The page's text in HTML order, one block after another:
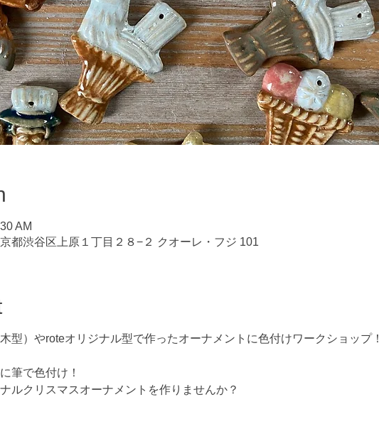
AM
都渋谷区上原１丁目２８−２ クオーレ・フジ 101
型）やroteオリジナル型で作ったオーナメントに色付けワークショップ！
筆で色付け！
ルクリスマスオーナメントを作りませんか？